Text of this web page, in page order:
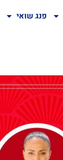
פנג שואי